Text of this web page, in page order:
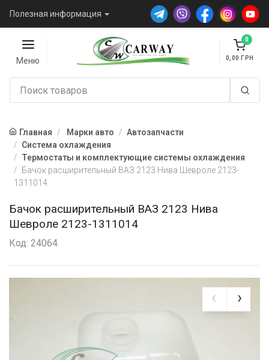
Полезная информация
Меню
0
0,00
Главная Марки авто
Автозапчасти
Система охлаждения
Термостаты и комплектующие системы охлаждения
Бачок расширительный ВАЗ 2123 Нива Шевроле 2123-
1311014
Бачок расширительный ВАЗ 2123 Нива
Шевроле 2123-1311014
Код: 24064